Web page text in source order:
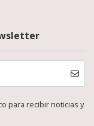
para recibir noticias y